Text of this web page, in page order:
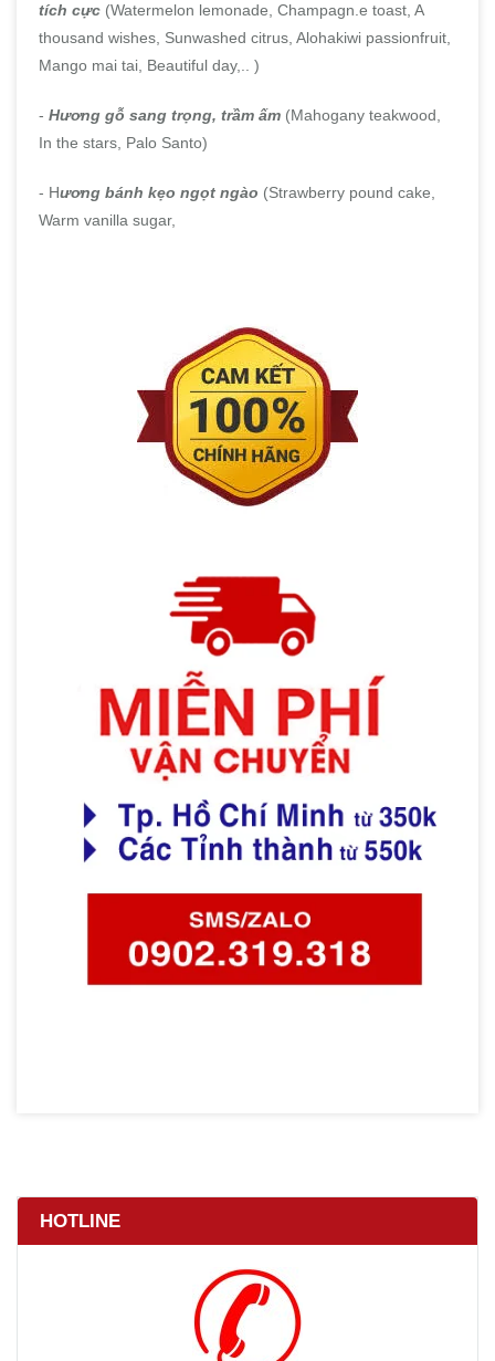
tích cực (Watermelon lemonade, Champagn.e toast, A
thousand wishes, Sunwashed citrus, Alohakiwi passionfruit,
Mango mai tai, Beautiful day,.. )
- Hương gỗ sang trọng, trầm ấm (Mahogany teakwood,
In the stars, Palo Santo)
- Hương bánh kẹo ngọt ngào (Strawberry pound cake,
Warm vanilla sugar,
HOTLINE